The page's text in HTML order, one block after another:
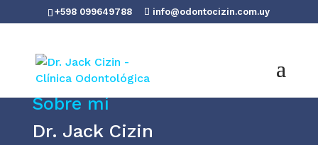
+598 099649788 info@odontocizin.com.uy
Sobre mí
Dr. Jack Cizin